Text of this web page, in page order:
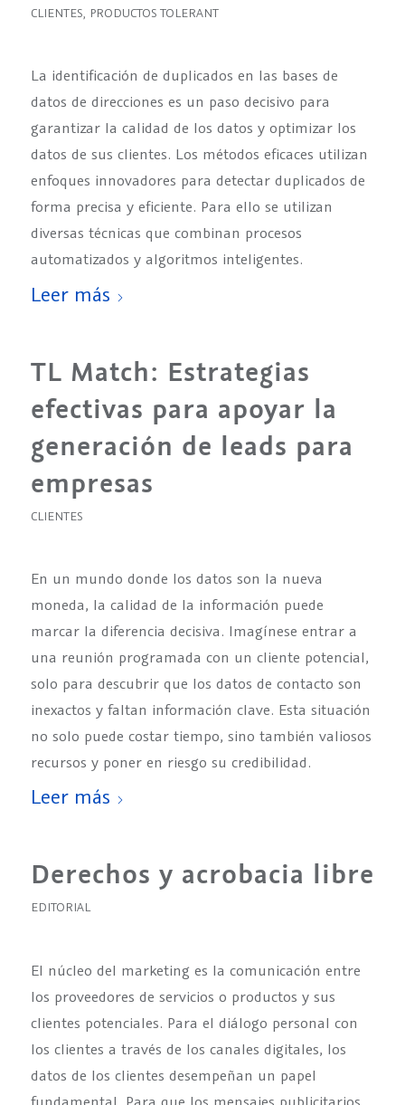
CLIENTES, PRODUCTOS TOLERANT
La identificación de duplicados en las bases de
datos de direcciones es un paso decisivo para
garantizar la calidad de los datos y optimizar los
datos de sus clientes. Los métodos eficaces utilizan
enfoques innovadores para detectar duplicados de
forma precisa y eficiente. Para ello se utilizan
diversas técnicas que combinan procesos
automatizados y algoritmos inteligentes.
Leer más
TL Match: Estrategias
efectivas para apoyar la
generación de leads para
empresas
CLIENTES
En un mundo donde los datos son la nueva
moneda, la calidad de la información puede
marcar la diferencia decisiva. Imagínese entrar a
una reunión programada con un cliente potencial,
solo para descubrir que los datos de contacto son
inexactos y faltan información clave. Esta situación
no solo puede costar tiempo, sino también valiosos
recursos y poner en riesgo su credibilidad.
Leer más
Derechos y acrobacia libre
EDITORIAL
El núcleo del marketing es la comunicación entre
los proveedores de servicios o productos y sus
clientes potenciales. Para el diálogo personal con
los clientes a través de los canales digitales, los
datos de los clientes desempeñan un papel